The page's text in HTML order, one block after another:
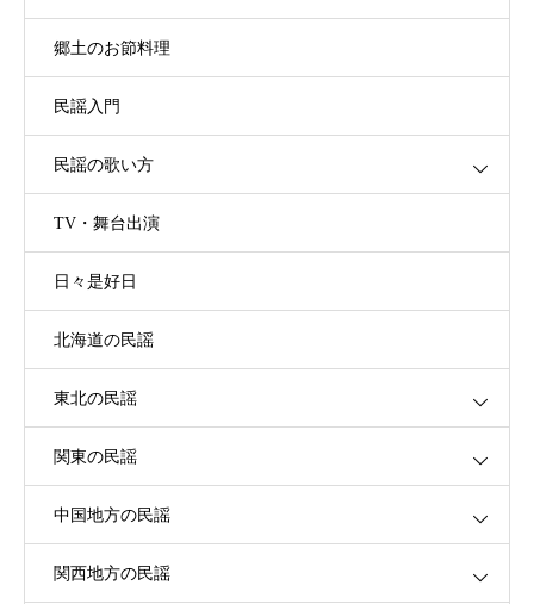
郷土のお節料理
民謡入門
民謡の歌い方
TV・舞台出演
日々是好日
北海道の民謡
東北の民謡
関東の民謡
中国地方の民謡
関西地方の民謡